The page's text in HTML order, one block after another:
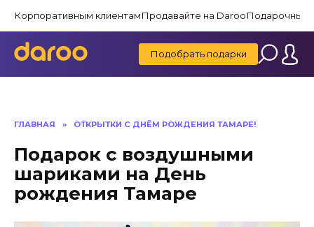
содержанию
Корпоративным клиентамПродавайте на DarooПодарочные
Подобрать подарки
ГЛАВНАЯ » ОТКРЫТКИ С ДНЁМ РОЖДЕНИЯ ТАМАРЕ!
Подарок с воздушными
шариками на День
рождения Тамаре